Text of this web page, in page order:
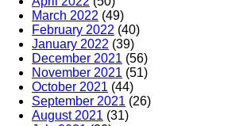
March 2022 (49)
February 2022 (40)
January 2022 (39)
December 2021 (56)
November 2021 (51)
October 2021 (44)
September 2021 (26)
August 2021 (31)